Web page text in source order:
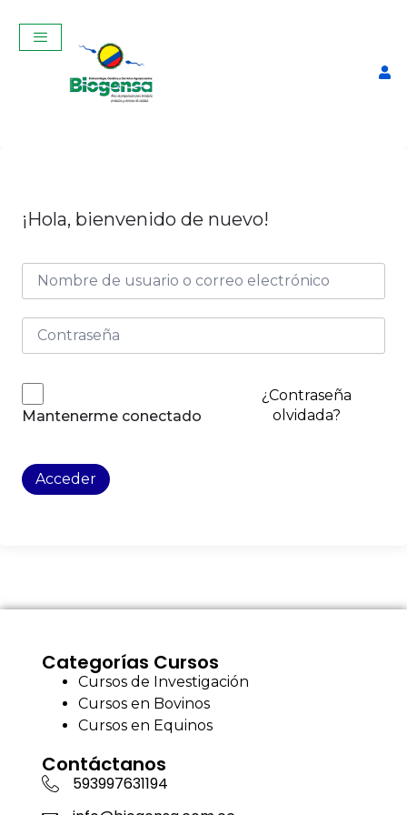
¡Hola, bienvenido de nuevo!
Mantenerme conectado
¿Contraseña
olvidada?
Acceder
Categorías Cursos
Cursos de Investigación
Cursos en Bovinos
Cursos en Equinos
Contáctanos
593997631194
Curso de prueba